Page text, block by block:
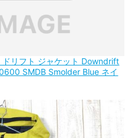
ドリフト ジャケット Downdrift
SMDB Smolder Blue ネイ